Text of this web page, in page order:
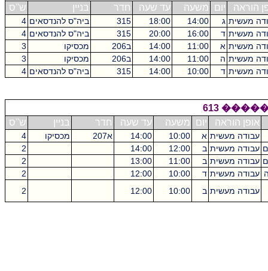
הוראה
יום משעה עד שעה חדר בניין ש"ס
מעשית ג 14:00
18:00
315 ביה"ס להנדסאים 4
מעשית ד 16:00
20:00
315 ביה"ס להנדסאים 4
מעשית א 11:00
14:00 ב206 מכסיקו
3
מעשית ה 11:00
14:00 ב206 מכסיקו
3
מעשית ד 10:00
14:00
315 ביה"ס להנדסאים 4
613
אופן הוראה
יום משעה עד שעה חדר בניין ש"ס
עבודה מעשית א 10:00
14:00 א207 מכסיקו
4
עבודה מעשית ב 12:00
14:00
2
עבודה מעשית ב 11:00
13:00
2
עבודה מעשית ד 10:00
12:00
2
עבודה מעשית ב 10:00
12:00
2